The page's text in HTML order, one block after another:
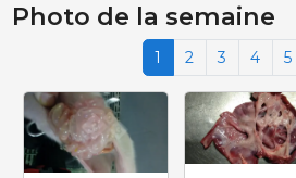
Photo de la semaine
1 2 3 4 5